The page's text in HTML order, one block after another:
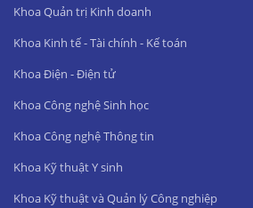
Khoa Quản trị Kinh doanh
Khoa Kinh tế - Tài chính - Kế toán
Khoa Điện - Điện tử
Khoa Công nghệ Sinh học
Khoa Công nghệ Thông tin
Khoa Kỹ thuật Y sinh
Khoa Kỹ thuật và Quản lý Công nghiệp